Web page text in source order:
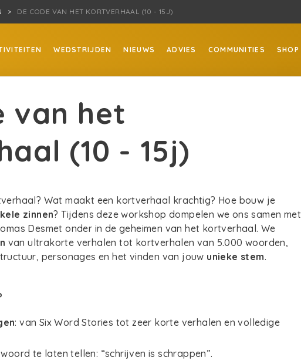
DE CODE VAN HET KORTVERHAAL (10 - 15J)
WEDSTRIJDEN NIEUWS ADVIES COMMUNITIES SHOP
van het
(10 - 15j)
Wat maakt een kortverhaal krachtig? Hoe bouw je
zinnen? Tijdens deze workshop dompelen we ons samen met
Desmet onder in de geheimen van het kortverhaal. We
van ultrakorte verhalen tot kortverhalen van 5.000 woorden,
personages en het vinden van jouw unieke stem.
: van Six Word Stories tot zeer korte verhalen en volledige
te laten tellen: “schrijven is schrappen”.